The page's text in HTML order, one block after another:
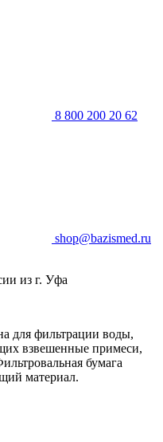
8 800 200 20 62
shop@bazismed.ru
из г. Уфа
для фильтрации воды,
взвешенные примеси,
бумага
материал.